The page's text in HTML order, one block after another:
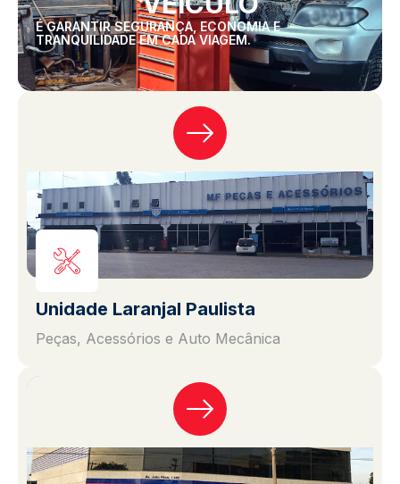
É GARANTIR SEGURANÇA, ECONOMIA E
TRANQUILIDADE EM CADA VIAGEM.
Unidade Laranjal Paulista
Peças, Acessórios e Auto Mecânica